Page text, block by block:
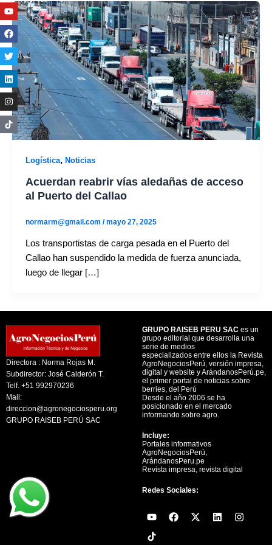
Logística, Noticias
Acuerdan reabrir vías aledañas de acceso
al Puerto del Callao
normarm@gmail.com /mayo 27, 2025
Los transportistas de carga pesada en el Puerto del
Callao han suspendido la medida de fuerza anunciada,
luego de llegar […]
Directora : Norma Rojas M.
Subdirector: José Calderón T.
Telf. +51 992970236
Mail:
direccion@agronegociosperu.org
GRUPO RAISEB PERÚ SAC
GRUPO RAISEB PERU SAC es un
grupo editorial que desarrolla una
serie de medios
especializados entre ellos la Revista
AgroNegociosPerú, versión impresa,
digital y website y ArándanosPerú.pe,
el primer portal de noticias sobre
berries, del Perú
Desde el año 2006 se ha
posicionado en el mercado
informando sobre agro.
Incluye:
Portales informativos
AgroNegociosPerú,
ArándanosPeru.pe
Revista impresa, revista digital
Redes Sociales:
Y
o
u
t
F
a
X
-
L
i
I
n
Youtube
Facebook
Twitter
Linkedin
Instagram